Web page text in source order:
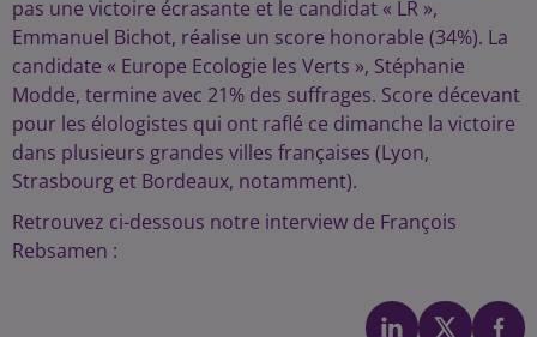
pas une victoire écrasante et le candidat « LR »,
Emmanuel Bichot, réalise un score honorable (34%). La
candidate « Europe Ecologie les Verts », Stéphanie
Modde, termine avec 21% des suffrages. Score décevant
pour les élologistes qui ont raflé ce dimanche la victoire
dans plusieurs grandes villes françaises (Lyon,
Strasbourg et Bordeaux, notamment).
Retrouvez ci-dessous notre interview de François
Rebsamen :